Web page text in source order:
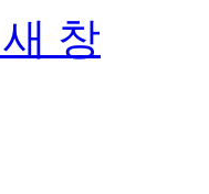
새 창